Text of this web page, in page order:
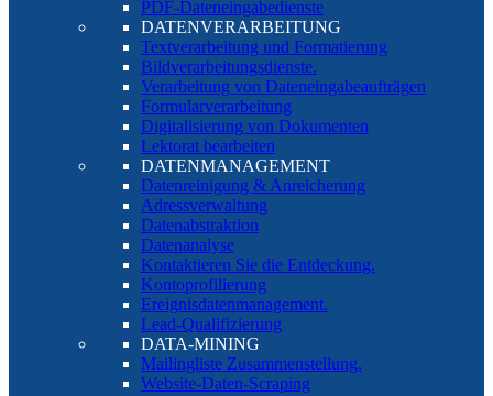
PDF-Dateneingabedienste
DATENVERARBEITUNG
Textverarbeitung und Formatierung
Bildverarbeitungsdienste.
Verarbeitung von Dateneingabeaufträgen
Formularverarbeitung
Digitalisierung von Dokumenten
Lektorat bearbeiten
DATENMANAGEMENT
Datenreinigung & Anreicherung
Adressverwaltung
Datenabstraktion
Datenanalyse
Kontaktieren Sie die Entdeckung.
Kontoprofilierung
Ereignisdatenmanagement.
Lead-Qualifizierung
DATA-MINING
Mailingliste Zusammenstellung.
Website-Daten-Scraping